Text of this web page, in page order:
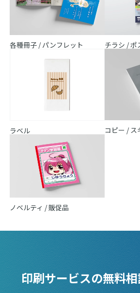
各種冊子 / パンフレット チラシ / ポ
ラベル コピー / ス
ノベルティ / 販促品
印刷サービスの無料